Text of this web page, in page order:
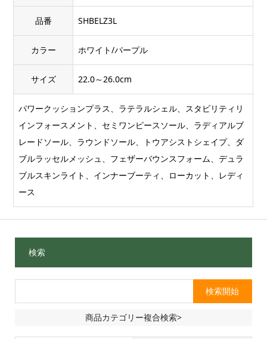
品番 SHBELZ3L
カラー ホワイト/パープル
サイズ 22.0～26.0cm
パワークッションプラス、ラテラルシェル、スタビリティリ
インフォースメント、セミワンピースソール、ラディアルブ
レードソール、ラウンドソール、トウアシストシェイプ、ダ
ブルラッセルメッシュ、フェザーバウンスフォーム、デュラ
ブルスキンライト、インナーブーティ、ローカット、レディ
ース
検索
商品カテゴリー複合検索>